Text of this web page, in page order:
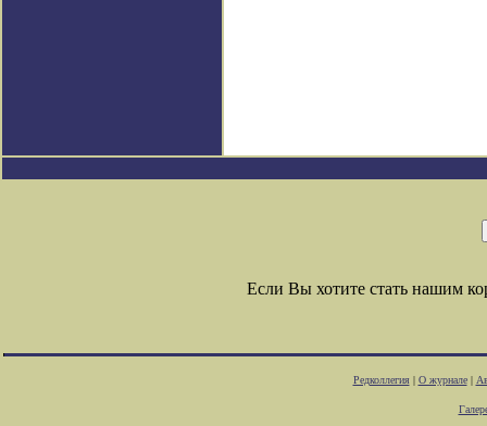
Если Вы хотите стать нашим
Редколлегия| О журнале|